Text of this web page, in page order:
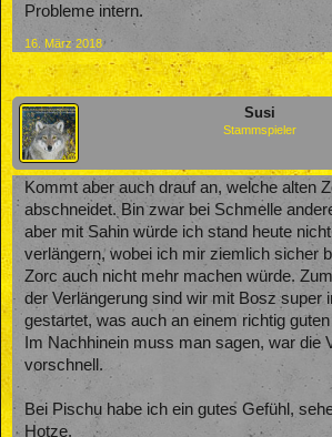
Probleme intern.
16. März 2018
Susi
Stammspieler
Kommt aber auch drauf an, welche alten
abschneidet. Bin zwar bei Schmelle
aber mit Sahin würde ich stand heute
verlängern, wobei ich mir ziemlich sicher
Zorc auch nicht mehr machen würde.
der Verlängerung sind wir mit Bosz super
gestartet, was auch an einem richtig
Im Nachhinein muss man sagen, war die
vorschnell.
Bei Pischu habe ich ein gutes Gefühl,
Hotze.